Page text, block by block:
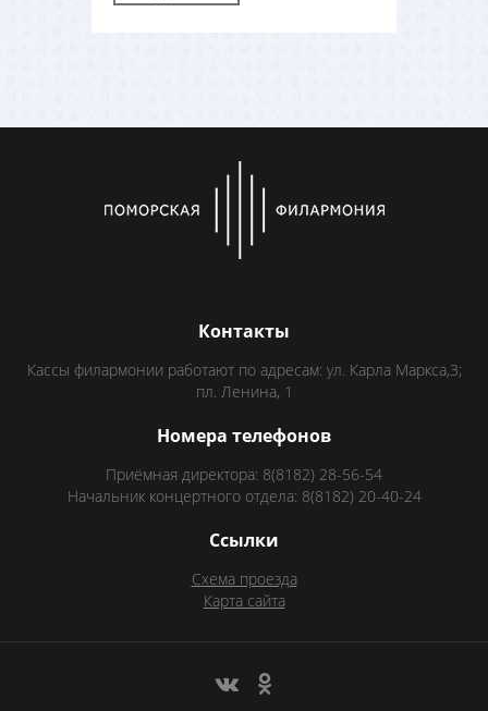
Контакты
Кассы филармонии работают по адресам: ул. Карла Маркса,3;
пл. Ленина, 1
Номера телефонов
Приёмная директора: 8(8182) 28-56-54
Начальник концертного отдела: 8(8182) 20-40-24
Ссылки
Схема проезда
Карта сайта